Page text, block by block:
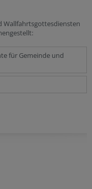
Wallfahrtsgottesdiensten
für Gemeinde und